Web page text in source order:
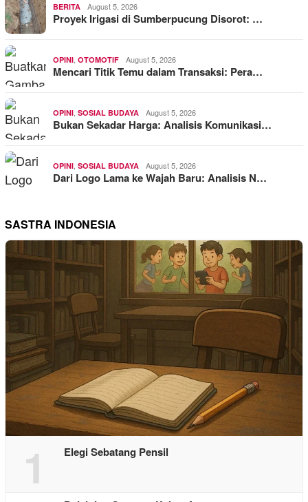
BERITA August 5, 2026
Proyek Irigasi di Sumberpucung Disorot: …
OPINI, OTOMOTIF August 5, 2026
Mencari Titik Temu dalam Transaksi: Pera…
OPINI, SOSIAL BUDAYA August 5, 2026
Bukan Sekadar Harga: Analisis Komunikasi…
OPINI, SOSIAL BUDAYA August 5, 2026
Dari Logo Lama ke Wajah Baru: Analisis N…
SASTRA INDONESIA
1 Elegi Sebatang Pensil